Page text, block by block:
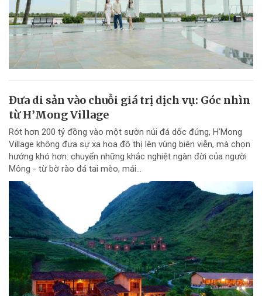
Đưa di sản vào chuỗi giá trị dịch vụ: Góc nhìn
từ H’Mong Village
Rót hơn 200 tỷ đồng vào một sườn núi đá dốc đứng, H’Mong
Village không đưa sự xa hoa đô thị lên vùng biên viễn, mà chọn
hướng khó hơn: chuyển những khắc nghiệt ngàn đời của người
Mông - từ bờ rào đá tai mèo, mái...